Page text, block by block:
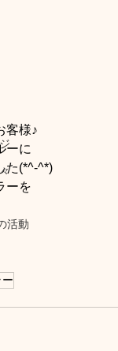
活動
客様♪
ーに
た(*^-^*)
ーを